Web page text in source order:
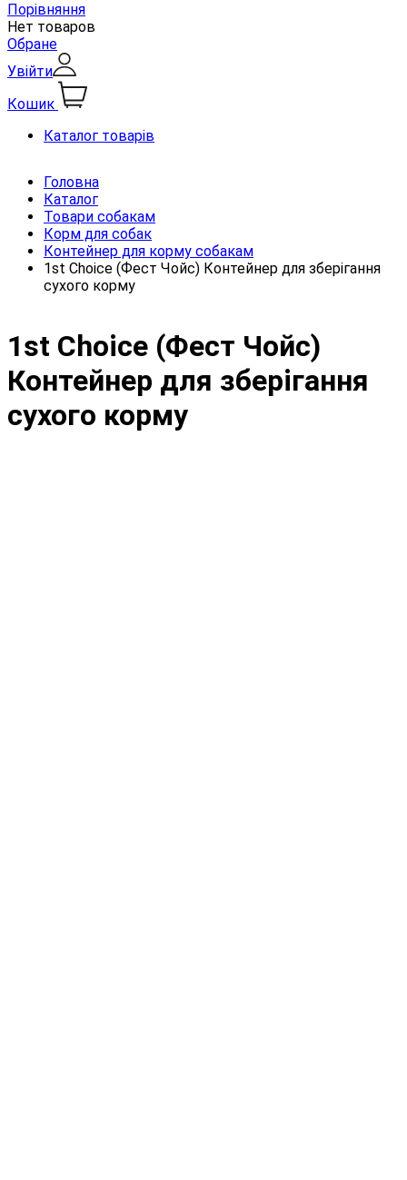
Порівняння
Нет товаров
Обране
Увійти
Кошик
Каталог товарів
Головна
Каталог
Товари собакам
Корм для собак
Контейнер для корму собакам
1st Choice (Фест Чойс) Контейнер для зберігання
сухого корму
1st Choice (Фест Чойс)
Контейнер для зберігання
сухого корму